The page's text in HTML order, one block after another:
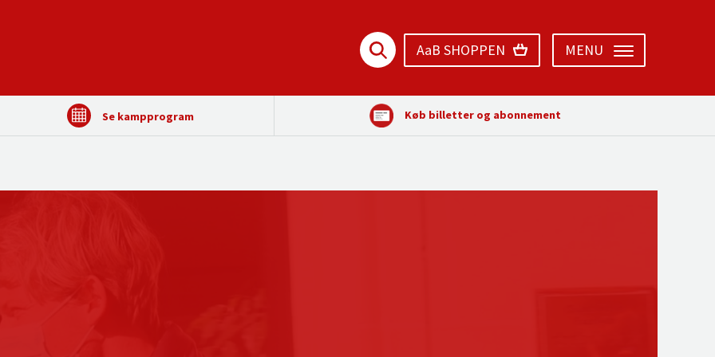
AaB SHOPPEN MENU
Køb billetter og abonnement
Se kampprogram